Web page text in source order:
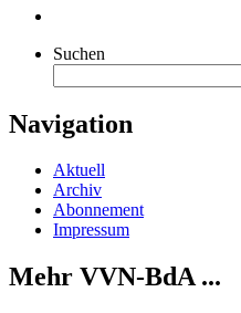
Suchen
Navigation
Aktuell
Archiv
Abonnement
Impressum
Mehr VVN-BdA ...